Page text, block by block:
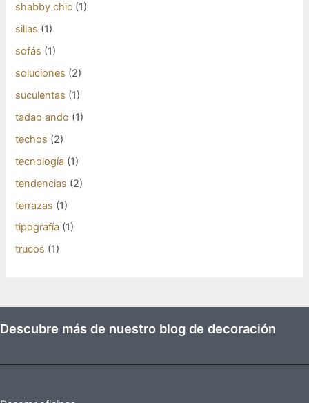
shabby chic (1)
sillas (1)
sofás (1)
soluciones (2)
suculentas (1)
tadao ando (1)
techos (2)
tecnología (1)
tendencias (2)
terrazas (1)
tipografía (1)
trucos (1)
Descubre más de nuestro blog de decoración